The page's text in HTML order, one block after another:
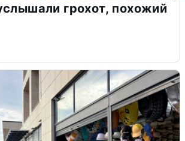
грохот, похожий